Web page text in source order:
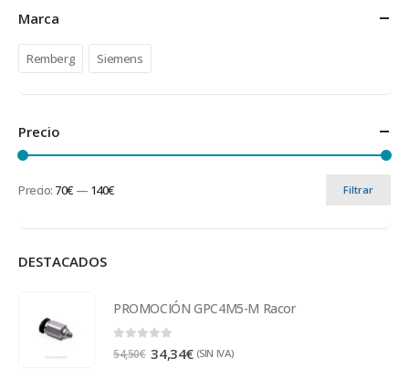
Marca
Remberg Siemens
Precio
Filtrar
Precio: 70€ — 140€
DESTACADOS
PROMOCIÓN GPC4M5-M Racor
0 out of 5
54,50€ 34,34€ (SIN IVA)